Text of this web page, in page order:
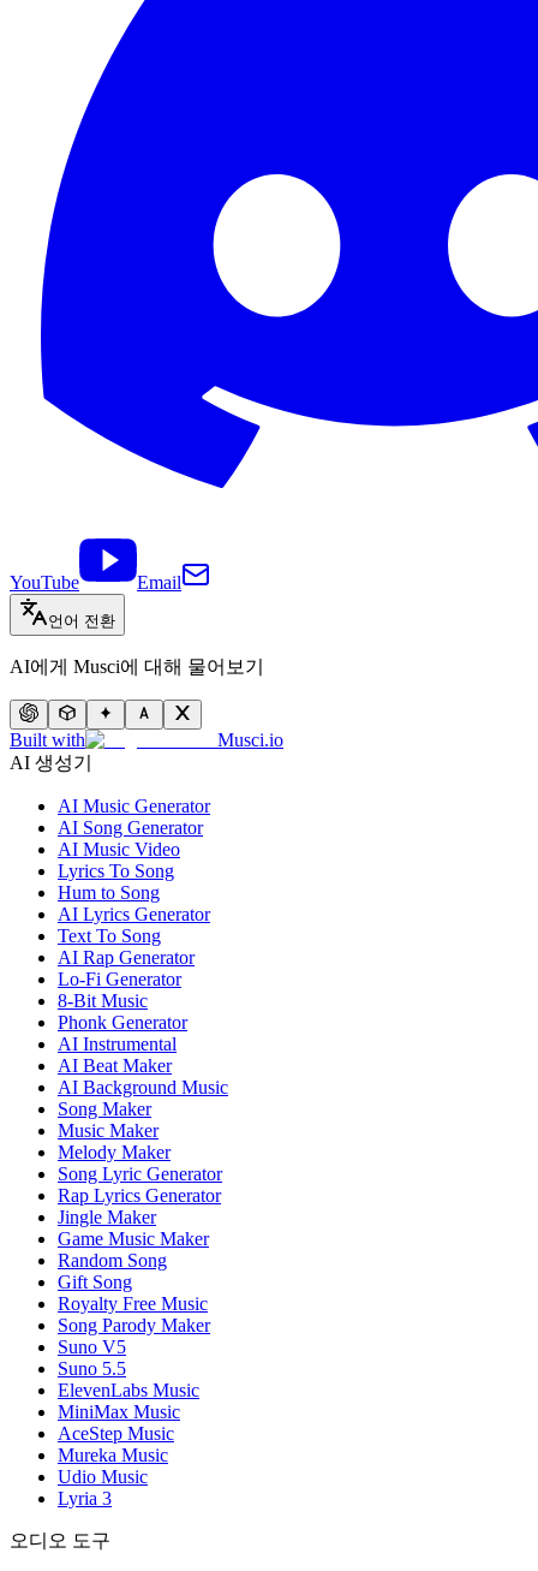
YouTube Email
언어 전환
AI에게 Musci에 대해 물어보기
Built with
Musci.io
AI 생성기
AI Music Generator
AI Song Generator
AI Music Video
Lyrics To Song
Hum to Song
AI Lyrics Generator
Text To Song
AI Rap Generator
Lo-Fi Generator
8-Bit Music
Phonk Generator
AI Instrumental
AI Beat Maker
AI Background Music
Song Maker
Music Maker
Melody Maker
Song Lyric Generator
Rap Lyrics Generator
Jingle Maker
Game Music Maker
Random Song
Gift Song
Royalty Free Music
Song Parody Maker
Suno V5
Suno 5.5
ElevenLabs Music
MiniMax Music
AceStep Music
Mureka Music
Udio Music
Lyria 3
오디오 도구